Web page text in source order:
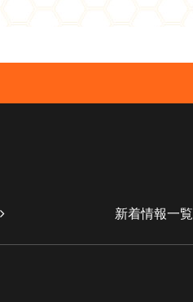
新着情報一覧